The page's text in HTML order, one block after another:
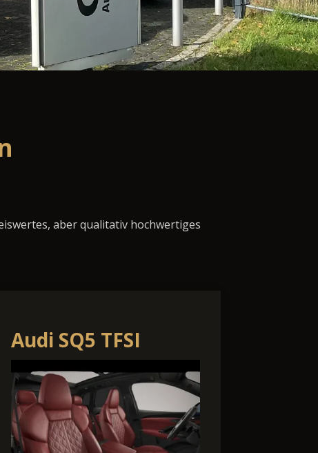
aber qualitativ hochwertiges
Audi SQ5 TFSI
edition one
mythosschwarz